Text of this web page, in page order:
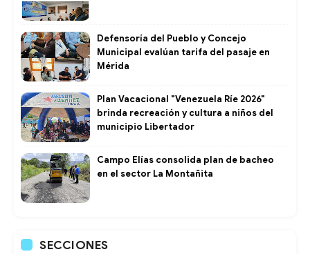
Defensoría del Pueblo y Concejo
Municipal evalúan tarifa del pasaje en
Mérida
Plan Vacacional "Venezuela Ríe 2026"
brinda recreación y cultura a niños del
municipio Libertador
Campo Elías consolida plan de bacheo
en el sector La Montañita
SECCIONES